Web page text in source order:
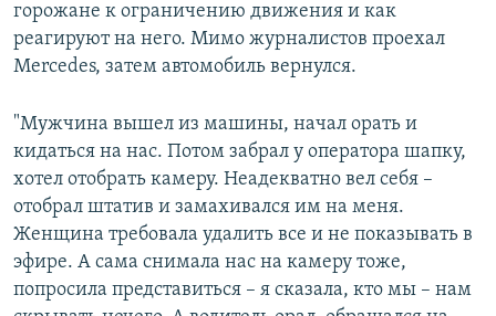
горожане к ограничению движения и как
реагируют на него. Мимо журналистов проехал
Mercedes, затем автомобиль вернулся.
"Мужчина вышел из машины, начал орать и
кидаться на нас. Потом забрал у оператора шапку,
хотел отобрать камеру. Неадекватно вел себя –
отобрал штатив и замахивался им на меня.
Женщина требовала удалить все и не показывать в
эфире. А сама снимала нас на камеру тоже,
попросила представиться – я сказала, кто мы – нам